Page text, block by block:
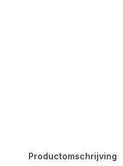
Productomschrijving